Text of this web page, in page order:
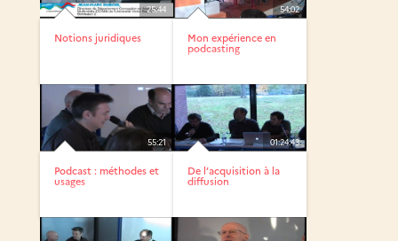
25:44
Notions juridiques
54:02
Mon expérience en
podcasting
55:21
Podcast : méthodes et
usages
01:24:43
De l’acquisition à la
diffusion